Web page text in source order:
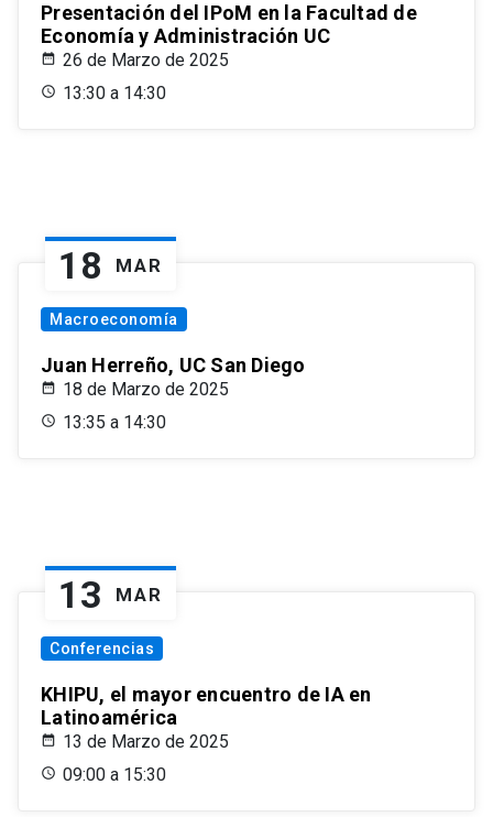
Presentación del IPoM en la Facultad de
Economía y Administración UC
26 de Marzo de 2025
13:30 a 14:30
18 MAR
Macroeconomía
Juan Herreño, UC San Diego
18 de Marzo de 2025
13:35 a 14:30
13 MAR
Conferencias
KHIPU, el mayor encuentro de IA en
Latinoamérica
13 de Marzo de 2025
09:00 a 15:30